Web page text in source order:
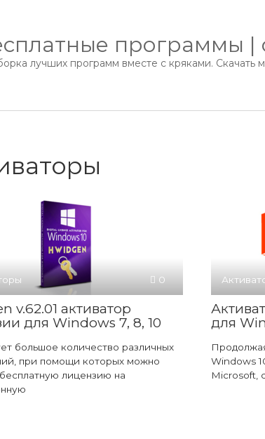
программы |
лучших программ вместе с кряками. Скачать
0
v.62.01 активатор
для Windows 7, 8, 10
большое количество различных
при помощи которых можно
лицензию на
для
Windows
Microsoft,